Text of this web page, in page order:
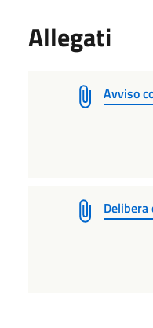
Allegati
Avviso